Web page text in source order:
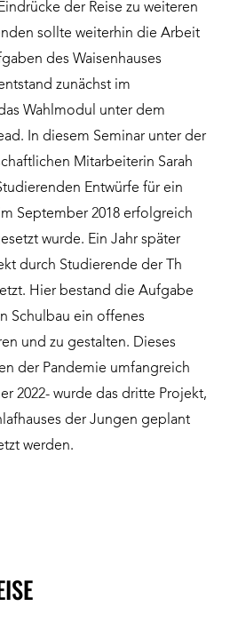
der Reise zu weiteren
sollte weiterhin die Arbeit
des Waisenhauses
zunächst im
Wahlmodul unter dem
In diesem Seminar unter der
Mitarbeiterin Sarah
Entwürfe für ein
September 2018 erfolgreich
wurde. Ein Jahr später
durch Studierende der Th
Hier bestand die Aufgabe
Schulbau ein offenes
und zu gestalten. Dieses
der Pandemie umfangreich
2022- wurde das dritte Projekt,
der Jungen geplant
werden.